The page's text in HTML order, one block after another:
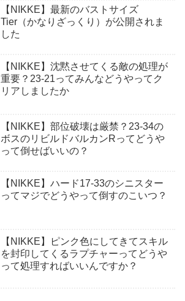
【NIKKE】最新のバストサイズ
Tier（かなりざっくり）が公開されま
した
【NIKKE】沈黙させてくる敵の処理が
重要？23-21ってみんなどうやってク
リアしましたか
【NIKKE】部位破壊は厳禁？23-34の
ボスのリビルドバルカンRってどうや
って倒せばいいの？
【NIKKE】ハード17-33のシニスター
ってマジでどうやって倒すのこいつ？
【NIKKE】ピンク色にしてきてスキル
を封印してくるラプチャーってどうや
って処理すればいいんですか？